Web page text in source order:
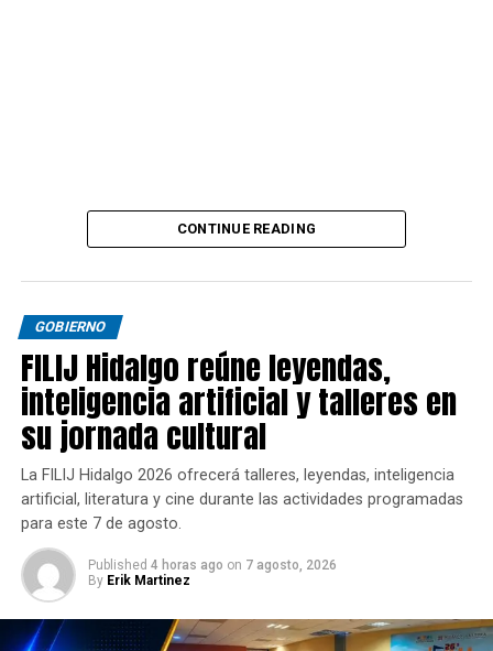
CONTINUE READING
GOBIERNO
FILIJ Hidalgo reúne leyendas,
inteligencia artificial y talleres en
su jornada cultural
La FILIJ Hidalgo 2026 ofrecerá talleres, leyendas, inteligencia
artificial, literatura y cine durante las actividades programadas
para este 7 de agosto.
Published 4 horas ago on 7 agosto, 2026
By Erik Martinez